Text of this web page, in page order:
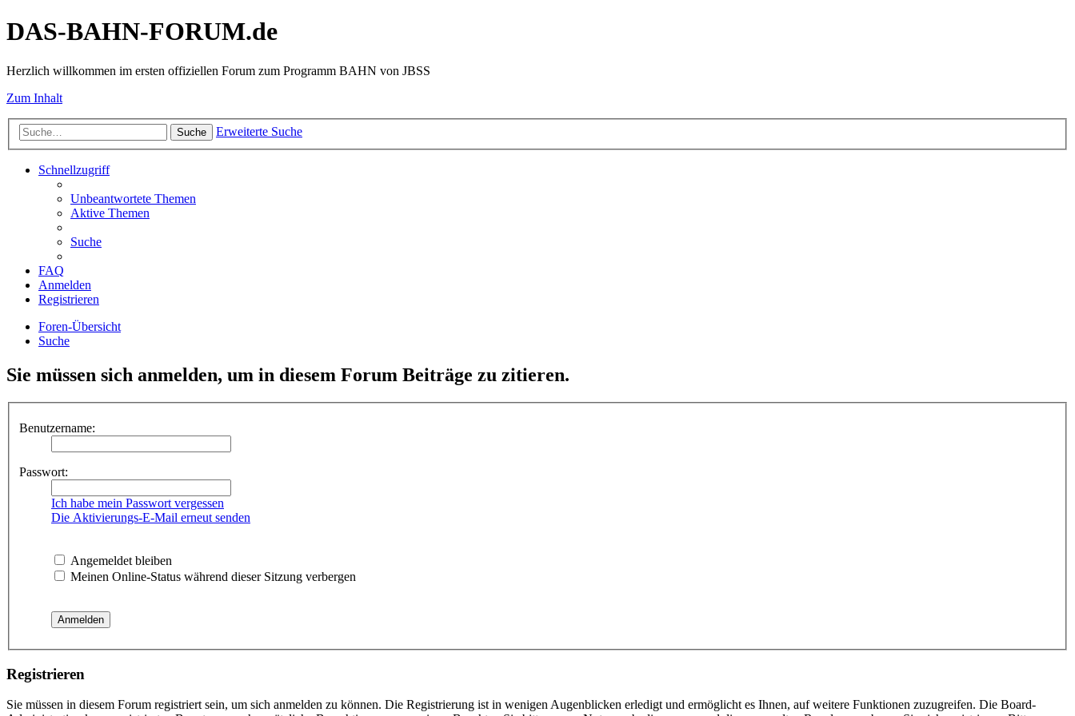
DAS-BAHN-FORUM.de
Herzlich willkommen im ersten offiziellen Forum zum Programm BAHN von JBSS
Zum Inhalt
Suche Erweiterte Suche
Schnellzugriff
Unbeantwortete Themen
Aktive Themen
Suche
FAQ
Anmelden
Registrieren
Foren-Übersicht
Suche
Sie müssen sich anmelden, um in diesem Forum Beiträge zu zitieren.
Benutzername:
Passwort:
Ich habe mein Passwort vergessen
Die Aktivierungs-E-Mail erneut senden
Angemeldet bleiben
Meinen Online-Status während dieser Sitzung verbergen
Registrieren
Sie müssen in diesem Forum registriert sein, um sich anmelden zu können. Die Registrierung ist in wenigen Augenblicken erledigt und ermöglicht es Ihnen, auf weitere Funktionen zuzugreifen. Die Board-